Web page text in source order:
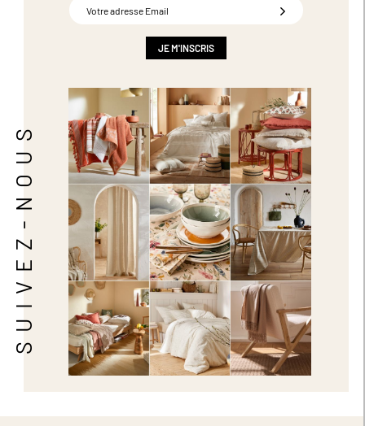
SUIVEZ-NOUS
JE M'INSCRIS